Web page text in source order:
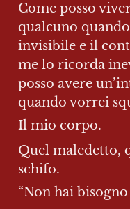
Come posso
qualcuno
invisibile e il
me lo ricorda
posso avere
quando vorrei
Il mio corpo.
Quel maledetto,
schifo.
“Non hai